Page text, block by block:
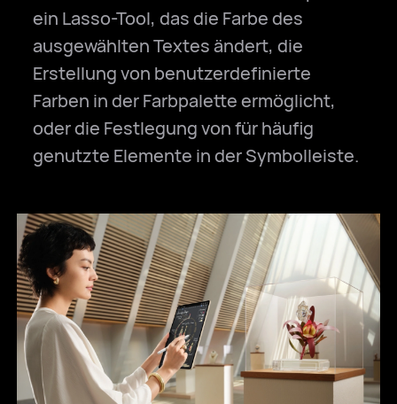
ein Lasso-Tool, das die Farbe des
ausgewählten Textes ändert, die
Erstellung von benutzerdefinierte
Farben in der Farbpalette ermöglicht,
oder die Festlegung von für häufig
genutzte Elemente in der Symbolleiste.